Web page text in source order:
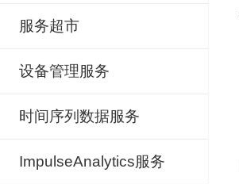
服务超市
设备管理服务
时间序列数据服务
ImpulseAnalytics服务